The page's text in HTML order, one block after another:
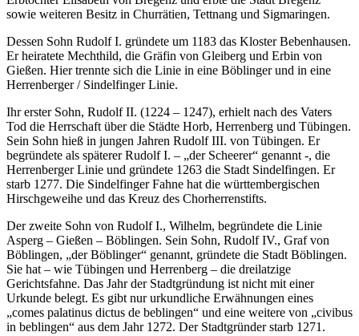
sowie weiteren Besitz in Churrätien, Tettnang und Sigmaringen.
Dessen Sohn Rudolf I. gründete um 1183 das Kloster Bebenhausen.
Er heiratete Mechthild, die Gräfin von Gleiberg und Erbin von
Gießen. Hier trennte sich die Linie in eine Böblinger und in eine
Herrenberger / Sindelfinger Linie.
Ihr erster Sohn, Rudolf II. (1224 – 1247), erhielt nach des Vaters
Tod die Herrschaft über die Städte Horb, Herrenberg und Tübingen.
Sein Sohn hieß in jungen Jahren Rudolf III. von Tübingen. Er
begründete als späterer Rudolf I. – „der Scheerer“ genannt -, die
Herrenberger Linie und gründete 1263 die Stadt Sindelfingen. Er
starb 1277. Die Sindelfinger Fahne hat die württembergischen
Hirschgeweihe und das Kreuz des Chorherrenstifts.
Der zweite Sohn von Rudolf I., Wilhelm, begründete die Linie
Asperg – Gießen – Böblingen. Sein Sohn, Rudolf IV., Graf von
Böblingen, „der Böblinger“ genannt, gründete die Stadt Böblingen.
Sie hat – wie Tübingen und Herrenberg – die dreilatzige
Gerichtsfahne. Das Jahr der Stadtgründung ist nicht mit einer
Urkunde belegt. Es gibt nur urkundliche Erwähnungen eines
„comes palatinus dictus de beblingen“ und eine weitere von „civibus
in beblingen“ aus dem Jahr 1272. Der Stadtgründer starb 1271.